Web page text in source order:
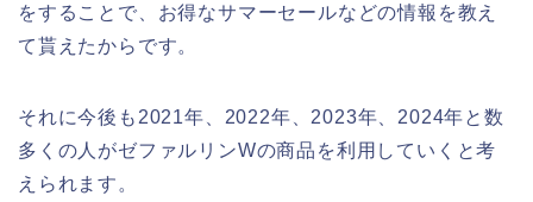
をすることで、お得なサマーセールなどの情報を教え
て貰えたからです。
それに今後も2021年、2022年、2023年、2024年と数
多くの人がゼファルリンWの商品を利用していくと考
えられます。